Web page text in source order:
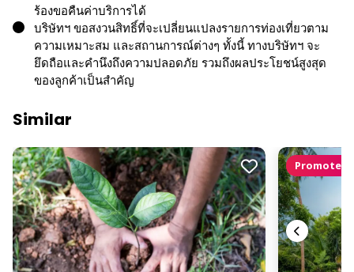
ร้องขอคืนค่าบริการได้
บริษัทฯ ขอสงวนสิทธิ์ที่จะเปลี่ยนแปลงรายการท่องเที่ยวตาม
ความเหมาะสม และสถานการณ์ต่างๆ ทั้งนี้ ทางบริษัทฯ จะ
ยึดถือและคำนึงถึงความปลอดภัย รวมถึงผลประโยชน์สูงสุด
ของลูกค้าเป็นสำคัญ
Similar
Promoted